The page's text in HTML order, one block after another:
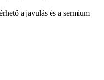
a javulás és a sermium